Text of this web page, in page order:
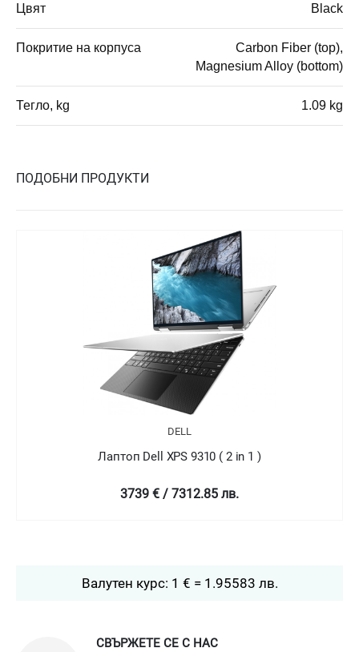
Цвят Black
Покритие на корпуса
Carbon Fiber (top),
Magnesium Alloy (bottom)
Тегло, kg 1.09 kg
ПОДОБНИ ПРОДУКТИ
DELL
Лаптоп Dell XPS 9310 ( 2 in 1 )
4758.99 € / 9307.78 лв.
Валутен курс: 1 € = 1.95583 лв.
СВЪРЖЕТЕ СЕ С НАС